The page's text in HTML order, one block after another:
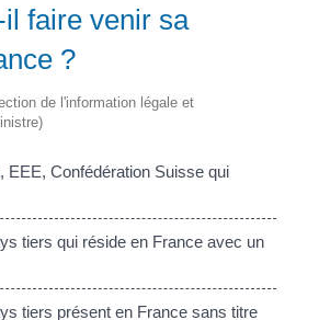
faire venir sa
?
de l'information légale et
EEE, Confédération Suisse qui
tiers qui réside en France avec un
tiers présent en France sans titre